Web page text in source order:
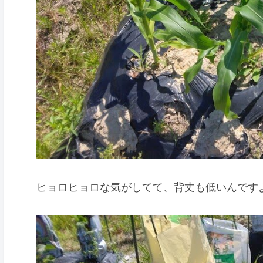
ヒョロヒョロな気がしてて、背丈も低いんです